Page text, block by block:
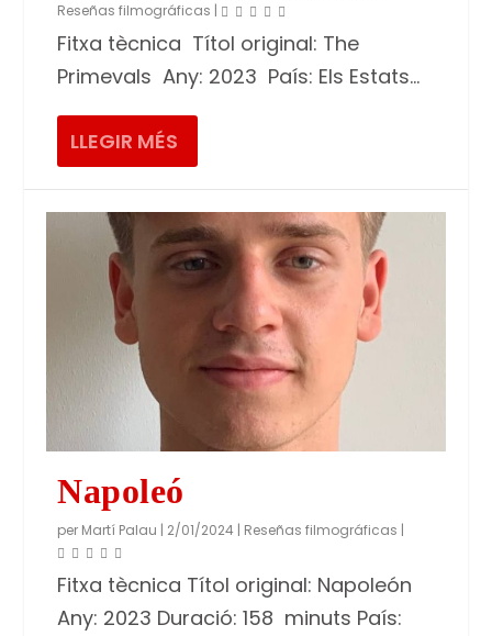
Reseñas filmográficas |
Fitxa tècnica Títol original: The
Primevals Any: 2023 País: Els Estats...
LLEGIR MÉS
Napoleó
per Martí Palau | 2/01/2024 | Reseñas filmográficas |
Fitxa tècnica Títol original: Napoleón
Any: 2023 Duració: 158 minuts País: